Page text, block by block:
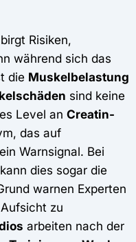
Risiken,
während sich das
die Muskelbelastung
sind keine
Level an Creatin-
das auf
Warnsignal. Bei
dies sogar die
warnen Experten
zu
arbeiten nach der